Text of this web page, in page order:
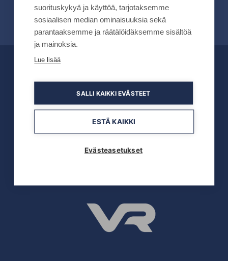
suorituskykyä ja käyttöä, tarjotaksemme
sosiaalisen median ominaisuuksia sekä
parantaaksemme ja räätälöidäksemme sisältöä
ja mainoksia.
Lue lisää
SALLI KAIKKI EVÄSTEET
ESTÄ KAIKKI
Evästeasetukset